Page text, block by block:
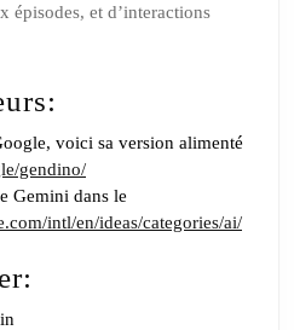
épisodes, et d’interactions
voici sa version alimenté
gendino/
Gemini dans le
intl/en/ideas/categories/ai/